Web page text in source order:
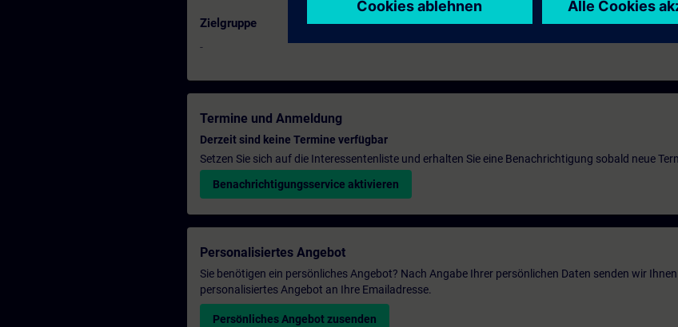
Zielgruppe
-
Termine und Anmeldung
Derzeit sind keine Termine verfügbar
Setzen Sie sich auf die Interessentenliste und erhalten Sie eine Benachrichtigung sobald neue
Benachrichtigungsservice aktivieren
Personalisiertes Angebot
Sie benötigen ein persönliches Angebot? Nach Angabe Ihrer persönlichen Daten senden wir
personalisiertes Angebot an Ihre Emailadresse.
Persönliches Angebot zusenden